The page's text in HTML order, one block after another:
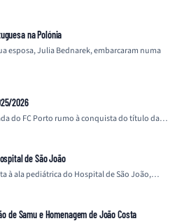
na Polónia
esposa, Julia Bednarek, embarcaram numa
2026
do FC Porto rumo à conquista do título da…
de São João
à ala pediátrica do Hospital de São João,…
de Samu e Homenagem de João Costa